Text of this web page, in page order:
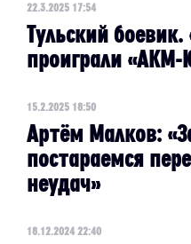
22.3.2025 17:54
Тульский
проиграли «АКМ-
15.2.2025 18:50
Артём Малков:
постараемся
неудач»
18.12.2024 22:40